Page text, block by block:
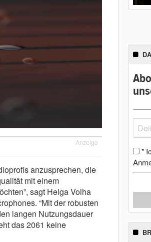
Anzeige
anzusprechen, die
mit einem
sagt Helga Volha
“Mit der robusten
langen Nutzungsdauer
das 2061 keine
*